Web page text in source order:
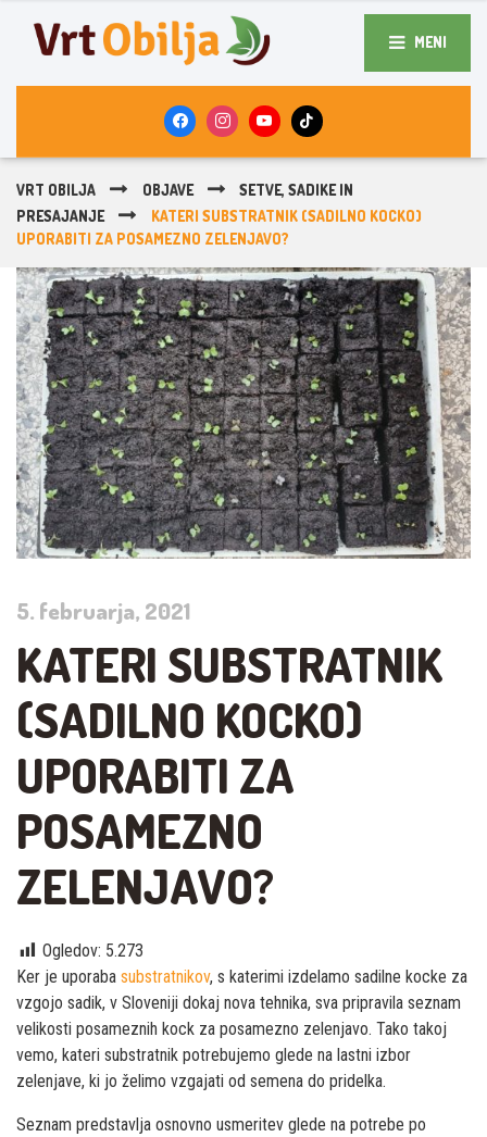
MENI
VRT OBILJA OBJAVE
SETVE, SADIKE IN
PRESAJANJE
KATERI SUBSTRATNIK (SADILNO KOCKO)
UPORABITI ZA POSAMEZNO ZELENJAVO?
5. februarja, 2021
KATERI SUBSTRATNIK
(SADILNO KOCKO)
UPORABITI ZA
POSAMEZNO
ZELENJAVO?
Ogledov: 5.273
Ker je uporaba substratnikov, s katerimi izdelamo sadilne kocke za
vzgojo sadik, v Sloveniji dokaj nova tehnika, sva pripravila seznam
velikosti posameznih kock za posamezno zelenjavo. Tako takoj
vemo, kateri substratnik potrebujemo glede na lastni izbor
zelenjave, ki jo želimo vzgajati od semena do pridelka.
Seznam predstavlja osnovno usmeritev glede na potrebe po